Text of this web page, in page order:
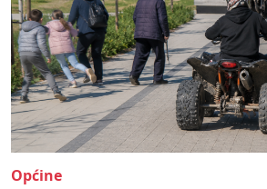
Općine